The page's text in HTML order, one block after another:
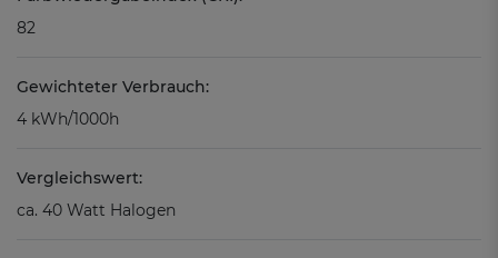
82
Gewichteter Verbrauch:
4 kWh/1000h
Vergleichswert:
ca. 40 Watt Halogen